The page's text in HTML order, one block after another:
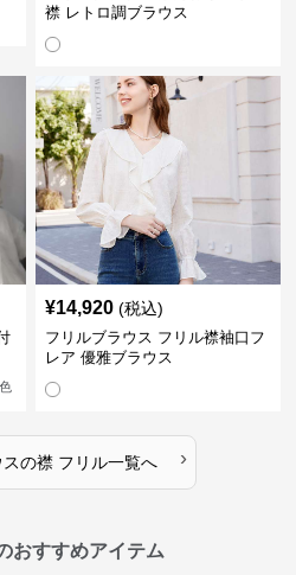
襟 レトロ調ブラウス
¥14,920 (税込)
フリルブラウス フリル襟袖口フ
レア 優雅ブラウス
の襟 フリル一覧へ ›
おすすめアイテム